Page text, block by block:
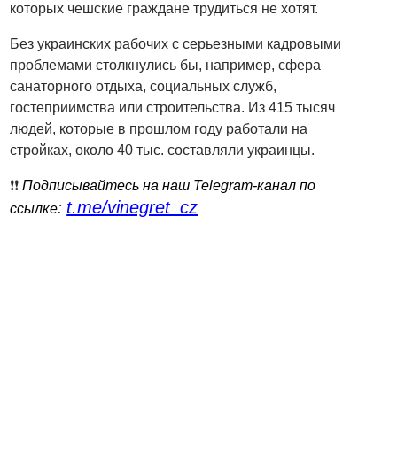
которых чешские граждане трудиться не хотят.
Без украинских рабочих с серьезными кадровыми
проблемами столкнулись бы, например, сфера
санаторного отдыха, социальных служб,
гостеприимства или строительства. Из 415 тысяч
людей, которые в прошлом году работали на
стройках, около 40 тыс. составляли украинцы.
❗️❗️Подписывайтесь на наш Telegram-канал по
ссылке: t.me/vinegret_cz